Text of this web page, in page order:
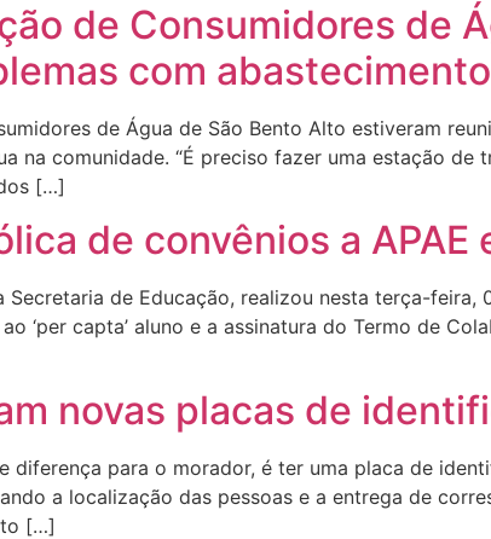
de Consumidores de
com
de Água de São Bento Alto estiveram
na comunidade. “É preciso fazer uma estação de
[…]
de convênios a APAE
de Educação, realizou nesta terça-
‘per capta’ aluno e a assinatura do Termo de
novas placas de
diferença para o morador, é ter uma placa de
a localização das pessoas e a entrega de
[…]